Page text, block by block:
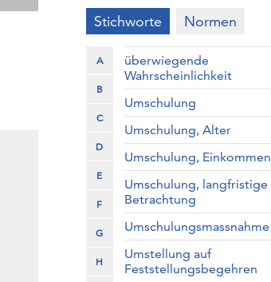
Stichworte Normen
A
B
C
D
E
F
G
H
überwiegende
Wahrscheinlichkeit
Umschulung
Umschulung, Alter
Umschulung, Einkommen
Umschulung, langfristige
Betrachtung
Umschulungsmassnahme
Umstellung auf
Feststellungsbegehren